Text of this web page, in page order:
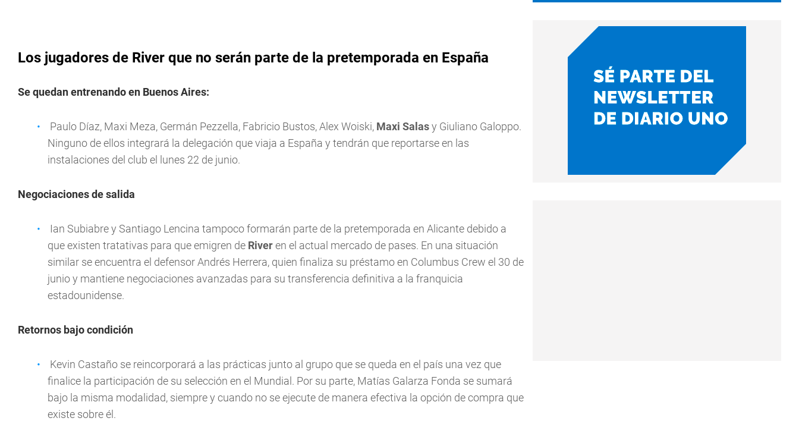
Los jugadores de River que no serán parte de la pretemporada en España
Se quedan entrenando en Buenos Aires:
Paulo Díaz, Maxi Meza, Germán Pezzella, Fabricio Bustos, Alex Woiski, Maxi Salasy Giuliano Galoppo.
Ninguno de ellos integrará la delegación que viaja a España y tendrán que reportarse en las
instalaciones del club el lunes 22 de junio.
Negociaciones de salida
Ian Subiabre y Santiago Lencina tampoco formarán parte de la pretemporada en Alicante debido a
que existen tratativas para que emigren de Riveren el actual mercado de pases. En una situación
similar se encuentra el defensor Andrés Herrera, quien finaliza su préstamo en Columbus Crew el 30 de
junio y mantiene negociaciones avanzadas para su transferencia definitiva a la franquicia
estadounidense.
Retornos bajo condición
Kevin Castaño se reincorporará a las prácticas junto al grupo que se queda en el país una vez que
finalice la participación de su selección en el Mundial. Por su parte, Matías Galarza Fonda se sumará
bajo la misma modalidad, siempre y cuando no se ejecute de manera efectiva la opción de compra que
existe sobre él.